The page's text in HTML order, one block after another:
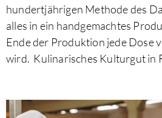
hundertjährigen Methode des
alles in ein handgemachtes
Ende der Produktion jede Dose
wird. Kulinarisches Kulturgut in